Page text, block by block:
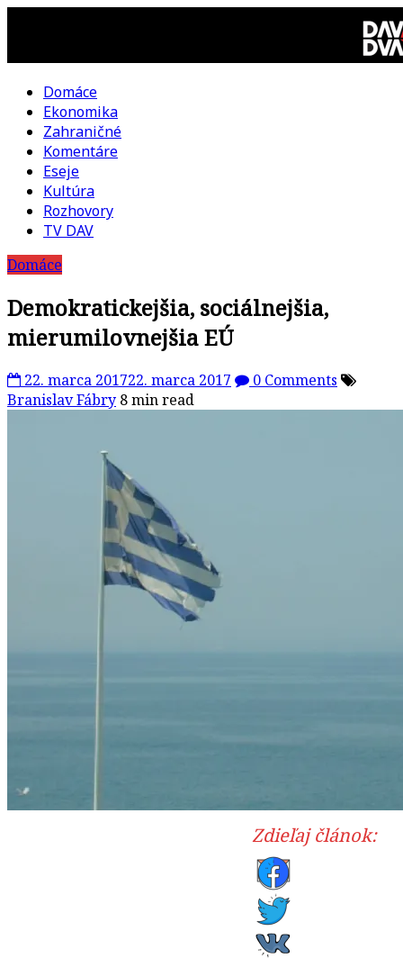
DAV
DVA
kultúrno-
politická
revue
Domáce
Ekonomika
Zahraničné
Komentáre
Eseje
Kultúra
Rozhovory
TV DAV
Domáce
Demokratickejšia, sociálnejšia,
mierumilovnejšia EÚ
22. marca 201722. marca 2017
0 Comments
Branislav Fábry 8 min read
Zdieľaj článok: